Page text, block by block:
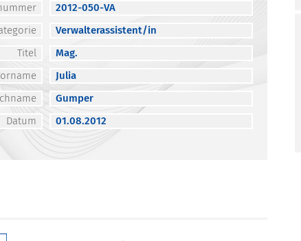
2012-050-VA
Verwalterassistent/in
Titel
Mag.
Julia
Gumper
Datum
01.08.2012